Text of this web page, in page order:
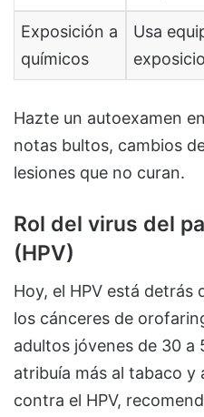
Exposición a
químicos
Usa
Hazte un autoexamen
notas bultos, cambios
lesiones que no curan.
Rol del virus del
(HPV)
Hoy, el HPV está detrás
los cánceres de
adultos jóvenes de 30 a
atribuía más al tabaco y
contra el HPV,